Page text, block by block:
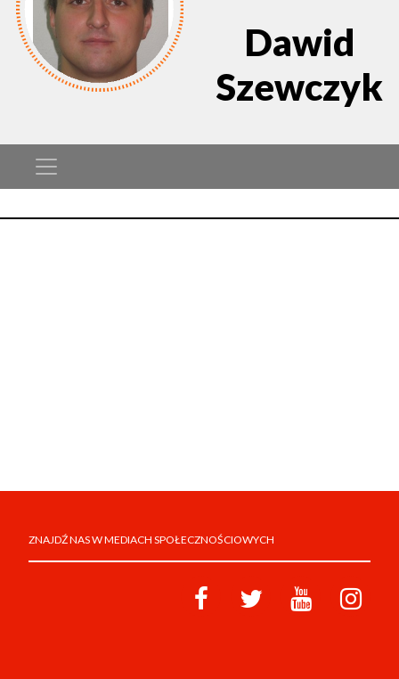
Dawid
Szewczyk
ZNAJDŹ NAS W MEDIACH SPOŁECZNOŚCIOWYCH